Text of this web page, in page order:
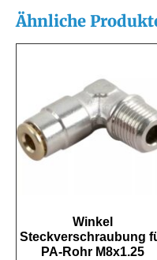
Ähnliche
Winkel
Steckverschraubung
PA-Rohr M8x1.25